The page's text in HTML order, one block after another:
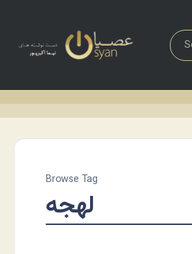
Browse Tag
لهجه